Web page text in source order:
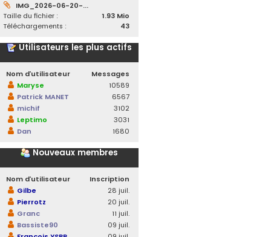
IMG_2026-06-20-...
Taille du fichier :
1.93 Mio
Téléchargements :
43
Utilisateurs les plus actifs
Nom d’utilisateur
Messages
Maryse
10589
Patrick MANET
6567
michif
3102
Leptimo
3031
Dan
1680
Nouveaux membres
Nom d’utilisateur
Inscription
Gilbe
28 juil.
Pierrotz
20 juil.
Granc
11 juil.
Bassiste90
09 juil.